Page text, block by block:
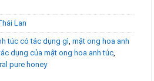
Lan
túc có tác dụng gì, mật ong hoa anh
dụng của mật ong hoa anh túc,
pure honey